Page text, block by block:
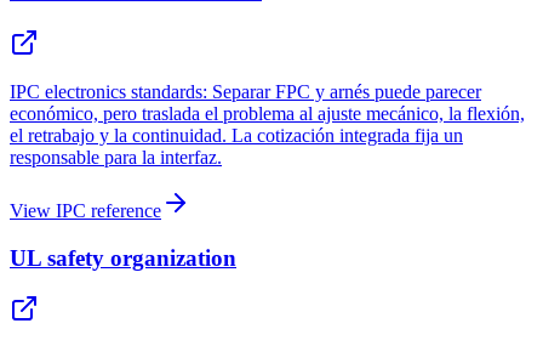
IPC electronics standards: Separar FPC y arnés puede parecer
económico, pero traslada el problema al ajuste mecánico, la flexión,
el retrabajo y la continuidad. La cotización integrada fija un
responsable para la interfaz.
View IPC reference
UL safety organization